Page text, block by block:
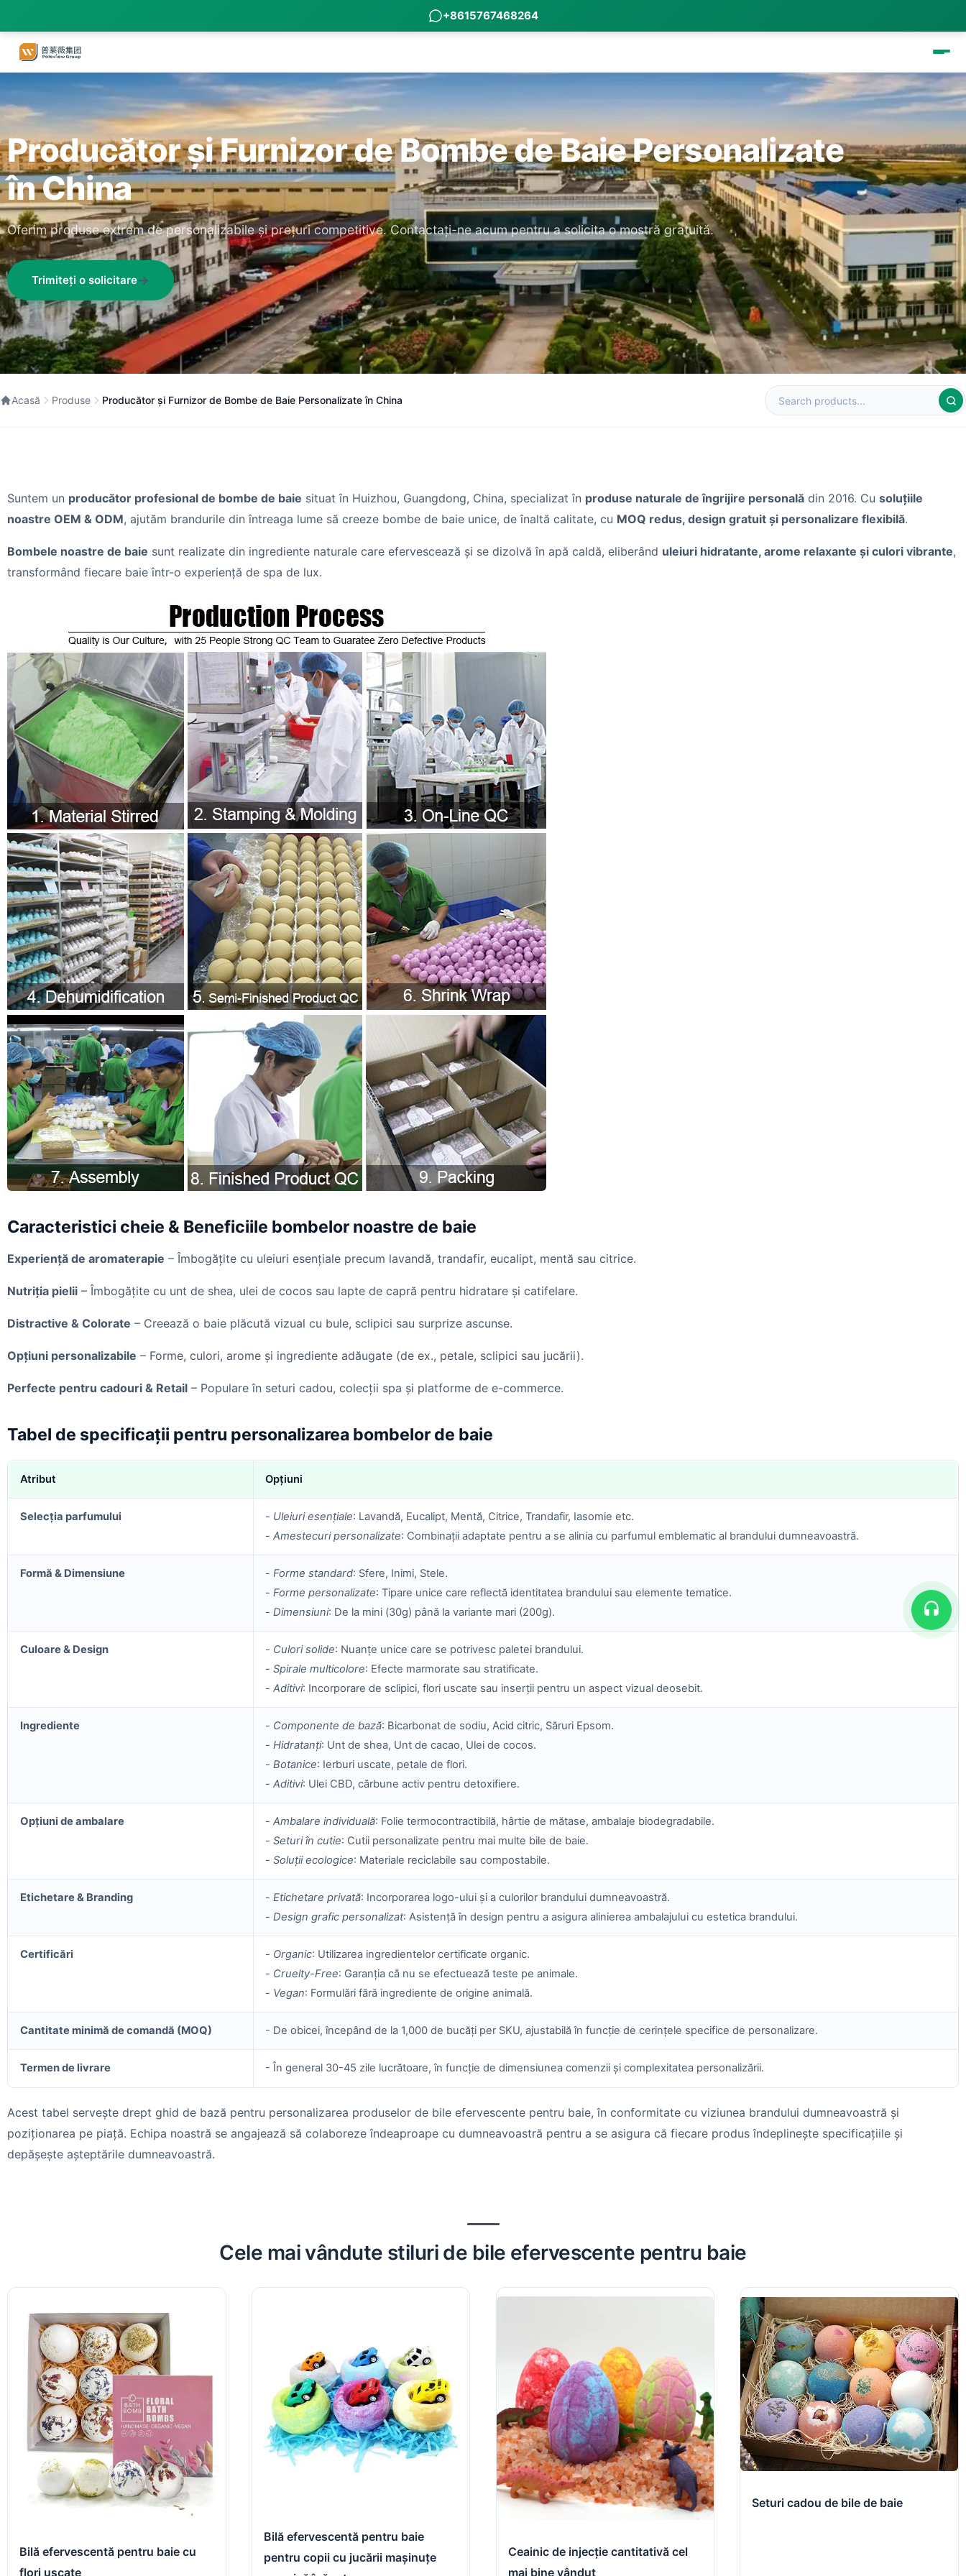
+8615767468264
Producător și Furnizor de Bombe de Baie Personalizate
în China
Oferim produse extrem de personalizabile și prețuri competitive. Contactați-ne acum pentru a solicita o mostră gratuită.
Trimiteți o solicitare
Acasă Produse Producător și Furnizor de Bombe de Baie Personalizate în China
Suntem un producător profesional de bombe de baie situat în Huizhou, Guangdong, China, specializat în produse naturale de îngrijire personală din 2016. Cu soluțiile
noastre OEM & ODM, ajutăm brandurile din întreaga lume să creeze bombe de baie unice, de înaltă calitate, cu MOQ redus, design gratuit și personalizare flexibilă.
Bombele noastre de baie sunt realizate din ingrediente naturale care efervescează și se dizolvă în apă caldă, eliberând uleiuri hidratante, arome relaxante și culori vibrante,
transformând fiecare baie într-o experiență de spa de lux.
Caracteristici cheie & Beneficiile bombelor noastre de baie
Experiență de aromaterapie – Îmbogățite cu uleiuri esențiale precum lavandă, trandafir, eucalipt, mentă sau citrice.
Nutriția pielii – Îmbogățite cu unt de shea, ulei de cocos sau lapte de capră pentru hidratare și catifelare.
Distractive & Colorate – Creează o baie plăcută vizual cu bule, sclipici sau surprize ascunse.
Opțiuni personalizabile – Forme, culori, arome și ingrediente adăugate (de ex., petale, sclipici sau jucării).
Perfecte pentru cadouri & Retail – Populare în seturi cadou, colecții spa și platforme de e-commerce.
Tabel de specificații pentru personalizarea bombelor de baie
Atribut Opțiuni
Selecția parfumului - Uleiuri esențiale: Lavandă, Eucalipt, Mentă, Citrice, Trandafir, Iasomie etc.
- Amestecuri personalizate: Combinații adaptate pentru a se alinia cu parfumul emblematic al brandului dumneavoastră.
Formă & Dimensiune - Forme standard: Sfere, Inimi, Stele.
- Forme personalizate: Tipare unice care reflectă identitatea brandului sau elemente tematice.
- Dimensiuni: De la mini (30g) până la variante mari (200g).
Culoare & Design - Culori solide: Nuanțe unice care se potrivesc paletei brandului.
- Spirale multicolore: Efecte marmorate sau stratificate.
- Aditivi: Incorporare de sclipici, flori uscate sau inserții pentru un aspect vizual deosebit.
Ingrediente - Componente de bază: Bicarbonat de sodiu, Acid citric, Săruri Epsom.
- Hidratanți: Unt de shea, Unt de cacao, Ulei de cocos.
- Botanice: Ierburi uscate, petale de flori.
- Aditivi: Ulei CBD, cărbune activ pentru detoxifiere.
Opțiuni de ambalare - Ambalare individuală: Folie termocontractibilă, hârtie de mătase, ambalaje biodegradabile.
- Seturi în cutie: Cutii personalizate pentru mai multe bile de baie.
- Soluții ecologice: Materiale reciclabile sau compostabile.
Etichetare & Branding - Etichetare privată: Incorporarea logo-ului și a culorilor brandului dumneavoastră.
- Design grafic personalizat: Asistență în design pentru a asigura alinierea ambalajului cu estetica brandului.
Certificări - Organic: Utilizarea ingredientelor certificate organic.
- Cruelty-Free: Garanția că nu se efectuează teste pe animale.
- Vegan: Formulări fără ingrediente de origine animală.
Cantitate minimă de comandă (MOQ) - De obicei, începând de la 1,000 de bucăți per SKU, ajustabilă în funcție de cerințele specifice de personalizare.
Termen de livrare - În general 30-45 zile lucrătoare, în funcție de dimensiunea comenzii și complexitatea personalizării.
Acest tabel servește drept ghid de bază pentru personalizarea produselor de bile efervescente pentru baie, în conformitate cu viziunea brandului dumneavoastră și
poziționarea pe piață. Echipa noastră se angajează să colaboreze îndeaproape cu dumneavoastră pentru a se asigura că fiecare produs îndeplinește specificațiile și
depășește așteptările dumneavoastră.
Cele mai vândute stiluri de bile efervescente pentru baie
Bilă efervescentă pentru baie cu
flori uscate
Bilă efervescentă pentru baie
pentru copii cu jucării mașinuțe
Ceainic de injecție cantitativă cel
mai bine vândut
Seturi cadou de bile de baie